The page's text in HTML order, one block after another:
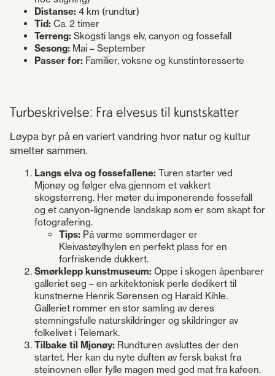
Distanse: 4 km (rundtur)
Tid: Ca. 2 timer
Terreng: Skogsti langs elv, canyon og fossefall
Sesong: Mai – September
Passer for: Familier, voksne og kunstinteresserte
Turbeskrivelse: Fra elvesus til kunstskatter
Løypa byr på en variert vandring hvor natur og kultur
smelter sammen.
Langs elva og fossefallene: Turen starter ved
Mjonøy og følger elva gjennom et vakkert
skogsterreng. Her møter du imponerende fossefall
og et canyon-lignende landskap som er som skapt for
fotografering.
Tips: På varme sommerdager er
Kleivastøylhylen en perfekt plass for en
forfriskende dukkert.
Smørklepp kunstmuseum: Oppe i skogen åpenbarer
galleriet seg – en arkitektonisk perle dedikert til
kunstnerne Henrik Sørensen og Harald Kihle.
Galleriet rommer en stor samling av deres
stemningsfulle naturskildringer og skildringer av
folkelivet i Telemark.
Tilbake til Mjonøy: Rundturen avsluttes der den
startet. Her kan du nyte duften av fersk bakst fra
steinovnen eller fylle magen med god mat fra kafeen.